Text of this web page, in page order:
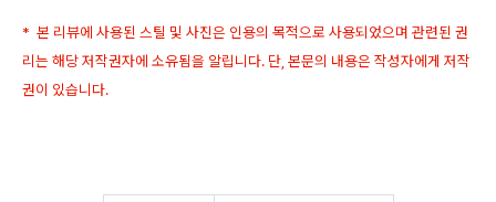
* 본 리뷰에 사용된 스틸 및 사진은 인용의 목적으로 사용되었으며 관련된 권
리는 해당 저작권자에 소유됨을 알립니다. 단, 본문의 내용은 작성자에게 저작
권이 있습니다.